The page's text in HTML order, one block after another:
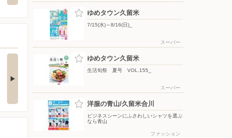
【8/11まで】リカバリ
ーウェア・コアレ…
こんにちは！ ゆめタウン久
紳士フォーマルスーツ
半額！
士服売場よりご案内…
ゆめタウン久留米
7/15(水)～8/16(日)_
スーパー
ゆめタウン久留米
生活旬祭 夏号 VOL.155_
スーパー
洋服の青山/久留米合川
ビジネスシーンにふさわしいシャツを選ぶ
なら青山
ファッション